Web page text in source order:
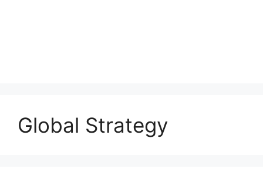
Global Strategy